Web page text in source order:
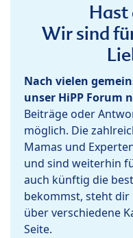
Hast
Wir sind
Nach vielen
unser HiPP Forum
Beiträge oder
möglich. Die
Mamas und
und sind weiterhin
auch künftig die
bekommst, steht dir
über verschiedene
Seite.